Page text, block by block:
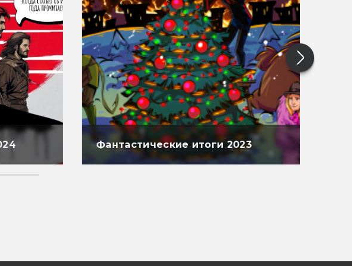
Фантастические итоги 2023